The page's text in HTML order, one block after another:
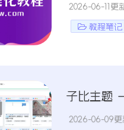
2026-06-11更
教程笔记
子比主题
2026-06-09更